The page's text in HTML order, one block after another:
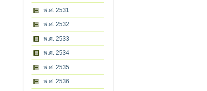
พ.ศ. 2531
พ.ศ. 2532
พ.ศ. 2533
พ.ศ. 2534
พ.ศ. 2535
พ.ศ. 2536